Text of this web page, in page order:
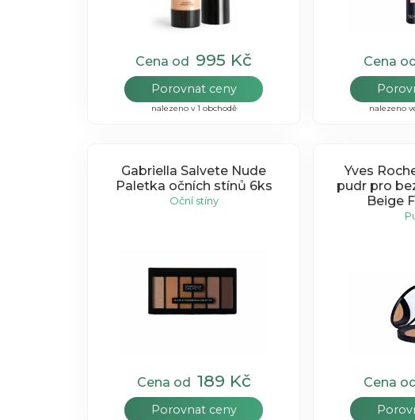
Cena od 995 Kč
Porovnat ceny
nalezeno v 1 obchodě
Cena
nalezeno
Gabriella Salvete Nude
Paletka očních stínů 6ks
Oční stíny
Cena od 189 Kč
Porovnat ceny
Yves
pudr pro
Beige
Cena